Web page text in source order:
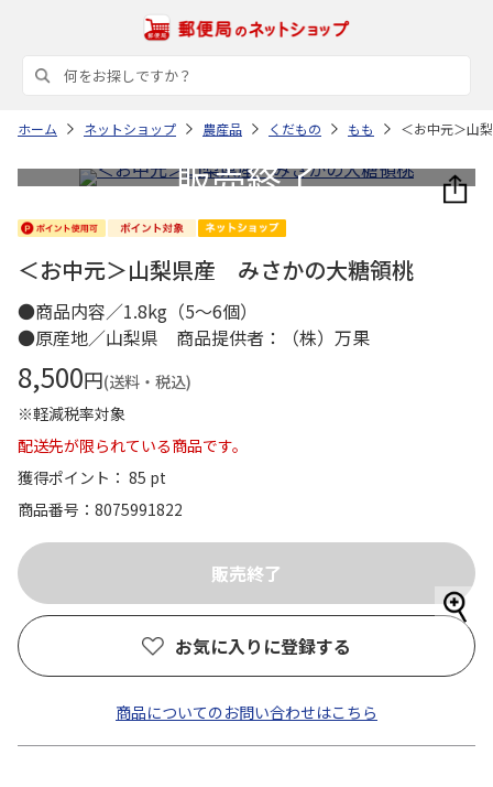
ホーム ネットショップ 農産品 くだもの もも ＜お中元＞山
＜お中元＞山梨県産 みさかの大糖領桃
●商品内容／1.8kg（5～6個）
●原産地／山梨県 商品提供者：（株）万果
8,500円(送料・税込)
※軽減税率対象
配送先が限られている商品です。
獲得ポイント： 85 pt
商品番号
8075991822
お気に入りに登録する
商品についてのお問い合わせはこちら